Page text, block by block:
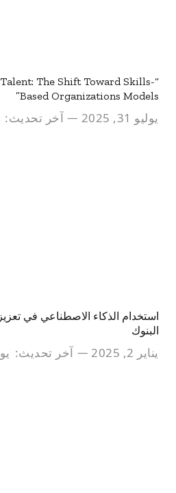
Talent: The Shift Toward Skills-
Based Organizations Models”
يوليو 31, 2025 آخر تحديث:
استخدام الذكاء الاصطناعي في
البنوك
يناير 2, 2025 آخر تحديث: